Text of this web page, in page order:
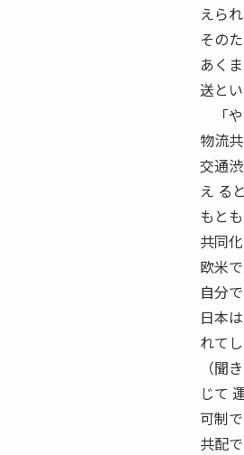
えら
その
あく
送と
「や
物流
交通
え る
もと
共同
欧米
自分
日本
れてし
（聞
じて
可制
共配